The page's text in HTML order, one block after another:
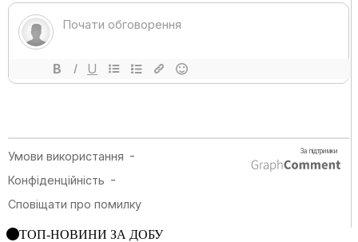
ТОП-НОВИНИ ЗА ДОБУ